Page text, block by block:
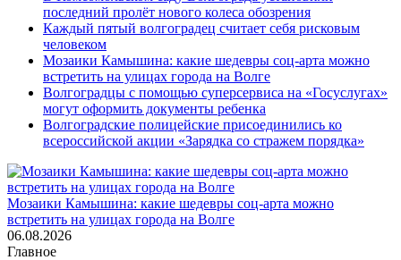
последний пролёт нового колеса обозрения
Каждый пятый волгоградец считает себя рисковым
человеком
Мозаики Камышина: какие шедевры соц-арта можно
встретить на улицах города на Волге
Волгоградцы с помощью суперсервиса на «Госуслугах»
могут оформить документы ребенка
Волгоградские полицейские присоединились ко
всероссийской акции «Зарядка со стражем порядка»
Мозаики Камышина: какие шедевры соц-арта можно
встретить на улицах города на Волге
06.08.2026
Главное